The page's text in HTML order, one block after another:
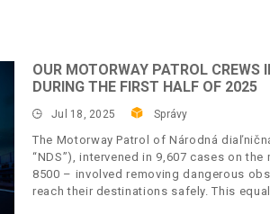
OUR MOTORWAY PATROL CREWS
DURING THE FIRST HALF OF 2025
Jul 18, 2025 Správy
The Motorway Patrol of Národná
“NDS”), intervened in 9,607 cases on
8500 – involved removing dangerous
reach their destinations safely. This